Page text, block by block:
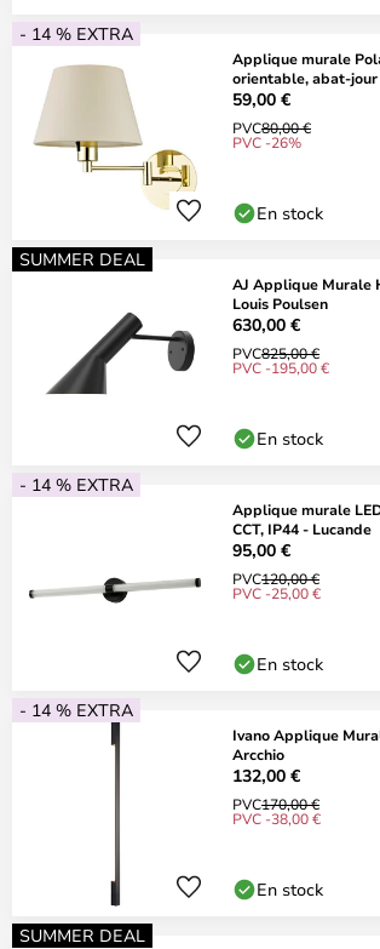
- 14 % EXTRA
Applique murale
orientable, abat-jour
59,00 €
PVC80,00 €
PVC -26%
En stock
SUMMER DEAL
AJ Applique Murale
Louis Poulsen
630,00 €
PVC825,00 €
PVC -195,00 €
En stock
- 14 % EXTRA
Applique murale
CCT, IP44 - Lucande
95,00 €
PVC120,00 €
PVC -25,00 €
En stock
- 14 % EXTRA
Ivano Applique
Arcchio
132,00 €
PVC170,00 €
PVC -38,00 €
En stock
SUMMER DEAL